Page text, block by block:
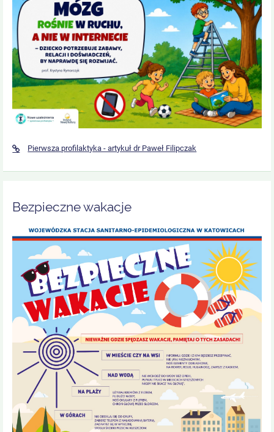
Pierwsza profilaktyka - artykuł dr Paweł Filipczak
Bezpieczne wakacje